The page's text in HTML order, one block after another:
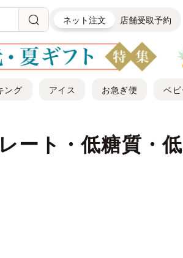
ネット注文 店舗受取予約
ング アイス お急ぎ便 ベ
ート・低糖質・低